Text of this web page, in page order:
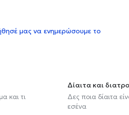
μας να ενημερώσουμε το
και τι
Δίαιτα και
Δες ποια δίαιτα
εσένα